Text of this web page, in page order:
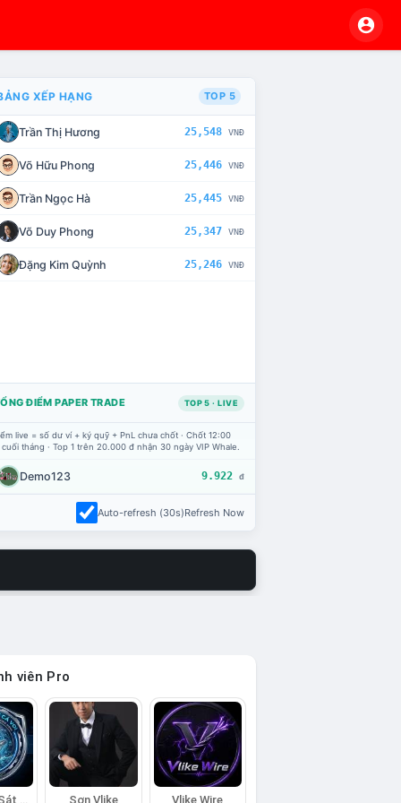
CHẾ TÀI XỬ LÝ VI PHẠM
XẾP HẠNG TOP 5
Trần Thị Hương 25,548 VNĐ
Võ Hữu Phong 25,446 VNĐ
Trần Ngọc Hà 25,445 VNĐ
Võ Duy Phong 25,347 VNĐ
Đặng Kim Quỳnh 25,246 VNĐ
ĐIỂM PAPER TRADE TOP 5 · LIVE
live = số dư ví + ký quỹ + PnL chưa chốt · Chốt 12:00
tháng · Top 1 trên 20.000 đ nhận 30 ngày VIP Whale.
Demo123 9.922 đ
Auto-refresh (30s)Refresh Now
viên Pro
Sơn Vlike Vlike Wire